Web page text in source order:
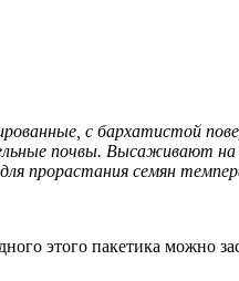
с бархатистой
почвы. Высаживают
прорастания семян
этого пакетика можно